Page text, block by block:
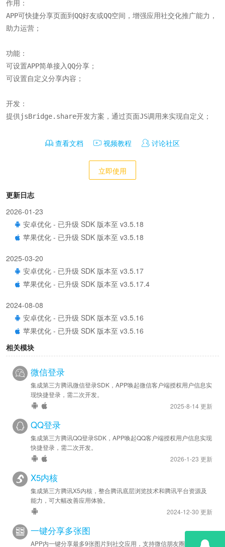
作用：
APP可快捷分享页面到QQ好友或QQ空间，增强应用社交化推广能力，
助力运营；
功能：
可设置APP简单接入QQ分享；
可设置自定义分享内容；
开发：
提供jsBridge.share开发方案，通过页面JS调用来实现自定义；
查看文档 视频教程 讨论社区
立即使用
更新日志
2026-01-23
安卓优化 - 已升级 SDK 版本至 v3.5.18
苹果优化 - 已升级 SDK 版本至 v3.5.18
2025-03-20
安卓优化 - 已升级 SDK 版本至 v3.5.17
苹果优化 - 已升级 SDK 版本至 v3.5.17.4
2024-08-08
安卓优化 - 已升级 SDK 版本至 v3.5.16
苹果优化 - 已升级 SDK 版本至 v3.5.16
2023-12-07
安卓优化 - 已升级 SDK 版本至 v3.5.14.4
苹果优化 - 已升级 SDK 版本至 v3.5.15
2023-02-27
安卓优化 - 已升级 SDK 版本至 v3.5.14
苹果优化 - 已升级 SDK 版本至 v3.5.14
2022-06-16
安卓优化 - 已升级 SDK 版本至 v3.5.12
苹果优化 - 已升级 SDK 版本至 v3.5.11
2022-03-19
苹果修复 - 解决分享后返回App可能出现闪退的问题
2021-12-31
安卓优化 - 已升级 SDK 版本至 v3.5.9
相关模块
微信登录
集成第三方腾讯微信登录SDK，APP唤起微信客户端授权用户信息实
现快捷登录，需二次开发。
2025-8-14 更新
QQ登录
集成第三方腾讯QQ登录SDK，APP唤起QQ客户端授权用户信息实现
快捷登录，需二次开发。
2026-1-23 更新
X5内核
集成第三方腾讯X5内核，整合腾讯底层浏览技术和腾讯平台资源及
能力，可大幅改善应用体验。
2024-12-30 更新
一键分享多张图
APP内一键分享最多9张图片到社交应用，支持微信朋友圈、QQ空